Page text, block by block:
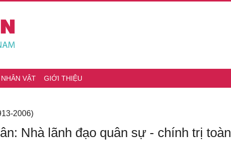
NHÂN VẬT GIỚI THIỆU
2006)
Nhà lãnh đạo quân sự - chính trị toàn